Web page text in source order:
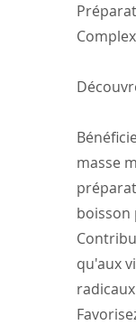
masse
boisson
qu'aux